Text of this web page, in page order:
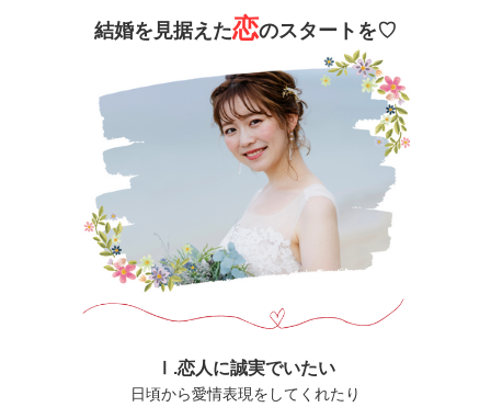
結婚を見据えた恋のスタートを♡
Ⅰ.恋人に誠実でいたい
日頃から愛情表現をしてくれたり